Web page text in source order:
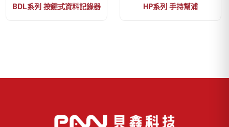
BDL系列 按鍵式資料記錄器 HP系列 手持幫浦